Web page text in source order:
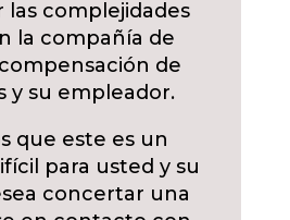
las complejidades
la compañía de
de
y su empleador.
que este es un
para usted y su
concertar una